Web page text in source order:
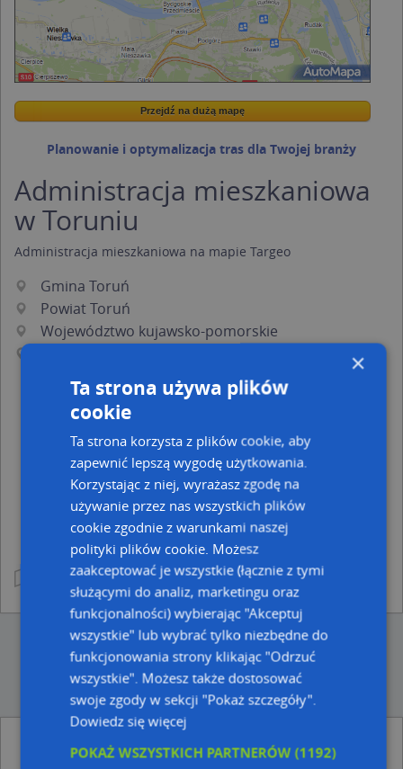
Wstaw tę mapkę na swoją stronę
Przejdź na dużą mapę
Przejdź na dużą mapę
Planowanie i optymalizacja tras dla Twojej branży
Administracja mieszkaniowa
w Toruniu
Administracja mieszkaniowa na mapie Targeo
Gmina Toruń
Powiat Toruń
Województwo kujawsko-pomorskie
Spółdzielnia mieszkaniowa
Wojskowa Agencja Mieszkaniowa
Zarządca i Administrator
Punkty z kategorii Administracja
mieszkaniowa w miejscowości Toruniu i
×
Ta strona używa plików
cookie
Ta strona korzysta z plików cookie, aby
zapewnić lepszą wygodę użytkowania.
Korzystając z niej, wyrażasz zgodę na
używanie przez nas wszystkich plików
cookie zgodnie z warunkami naszej
polityki plików cookie. Możesz
zaakceptować je wszystkie (łącznie z tymi
służącymi do analiz, marketingu oraz
funkcjonalności) wybierając "Akceptuj
wszystkie" lub wybrać tylko niezbędne do
funkcjonowania strony klikając "Odrzuć
wszystkie". Możesz także dostosować
swoje zgody w sekcji "Pokaż szczegóły".
Dowiedz się więcej
POKAŻ WSZYSTKICH PARTNERÓW(1192)